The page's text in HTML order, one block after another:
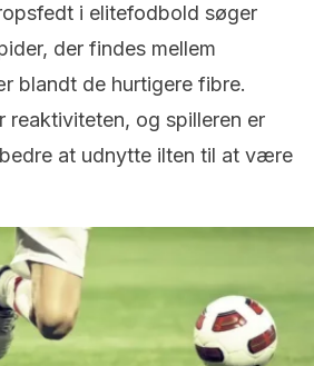
i elitefodbold søger
der findes mellem
blandt de hurtigere fibre.
reaktiviteten, og spilleren er
at udnytte ilten til at være